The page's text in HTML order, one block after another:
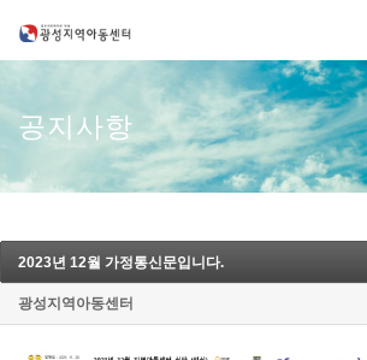
공지사항
2023년 12월 가정통신문입니다.
광성지역아동센터